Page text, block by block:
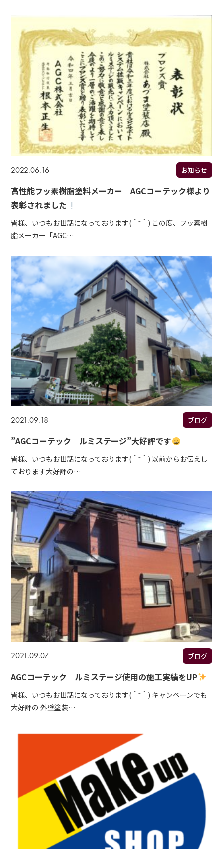
2022.06.16 お知らせ
高性能フッ素樹脂塗料メーカー AGCコーテック様より
表彰されました
皆様、いつもお世話になっております(＾⁻＾) この度、フッ素樹
脂メーカー「AGC…
2021.09.18 ブログ
”AGCコーテック ルミステージ”大好評です
皆様、いつもお世話になっております(＾⁻＾) 以前からお伝えし
ております大好評の…
2021.09.07 ブログ
AGCコーテック ルミステージ使用の施工実績をUP
皆様、いつもお世話になっております(＾⁻＾) キャンペーンでも
大好評の 外壁塗装…